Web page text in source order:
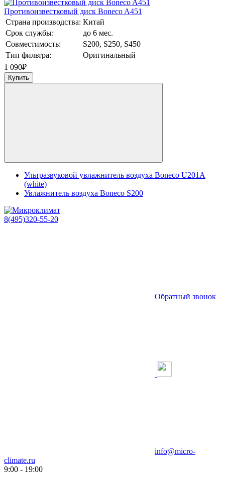
Противоизвестковый диск Boneco A451
Страна производства: Китай
Срок службы:
до 6 мес.
Совместимость:
S200, S250, S450
Тип фильтра:
Оригинальный
1 090₽
Купить
Ультразвуковой увлажнитель воздуха Boneco U201A
(white)
Увлажнитель воздуха Boneco S200
8(495)320-55-20
Обратный звонок
info@micro-
climate.ru
9:00 - 19:00